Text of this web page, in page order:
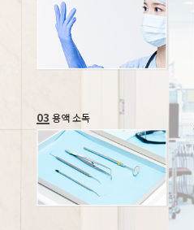
03 용액 소독